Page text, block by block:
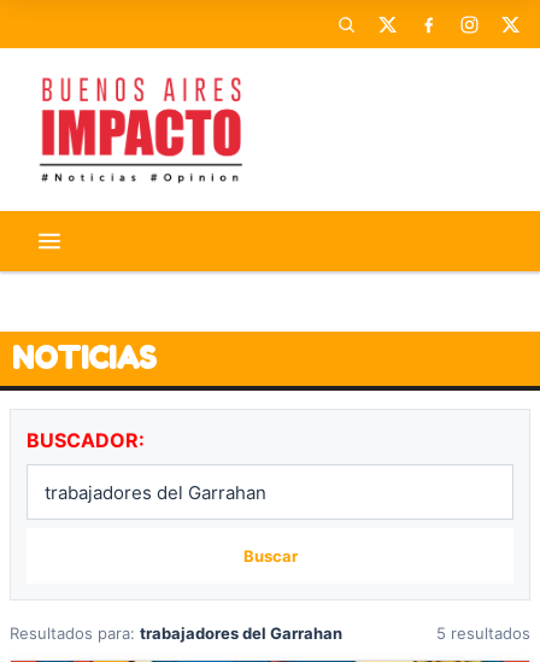
NOTICIAS
BUSCADOR:
Buscar
Resultados para: trabajadores del Garrahan 5 resultados